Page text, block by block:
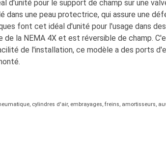
pour le support de champ sur une
une peau protectrice, qui assure une
font cet idéal d'unité pour l'usage dans
la NEMA 4X et est réversible de champ.
de l'installation, ce modèle a des ports
cylindres d'air, embrayages, freins, amortisseurs,